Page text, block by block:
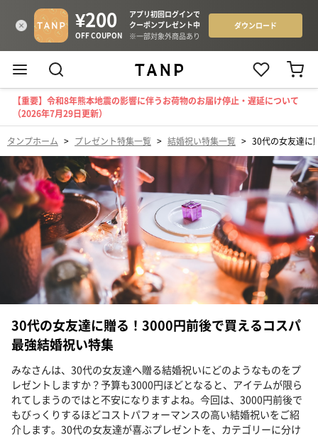
【重要】令和8年熊本地震の影響に伴うお荷物のお届け停止・遅延について
（2026年7月29日更新）
タンプホーム > プレゼント特集一覧 > 結婚祝い特集一覧 > 30代の女友達に
30代の女友達に贈る！3000円前後で買えるコスパ
最強結婚祝い特集
みなさんは、30代の女友達へ贈る結婚祝いにどのようなものをプ
レゼントしますか？予算も3000円ほどとなると、アイテムが限ら
れてしまうのではと不安になりますよね。今回は、3000円前後で
もびっくりするほどコストパフォーマンスの高い結婚祝いをご紹
介します。30代の女友達が喜ぶプレゼントを、カテゴリーに分け